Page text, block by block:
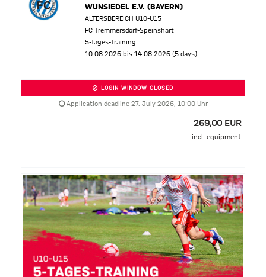
WUNSIEDEL E.V. (BAYERN)
ALTERSBEREICH U10-U15
FC Tremmersdorf-Speinshart
5-Tages-Training
10.08.2026 bis 14.08.2026 (5 days)
LOGIN WINDOW CLOSED
Application deadline 27. July 2026, 10:00 Uhr
269,00 EUR
incl. equipment